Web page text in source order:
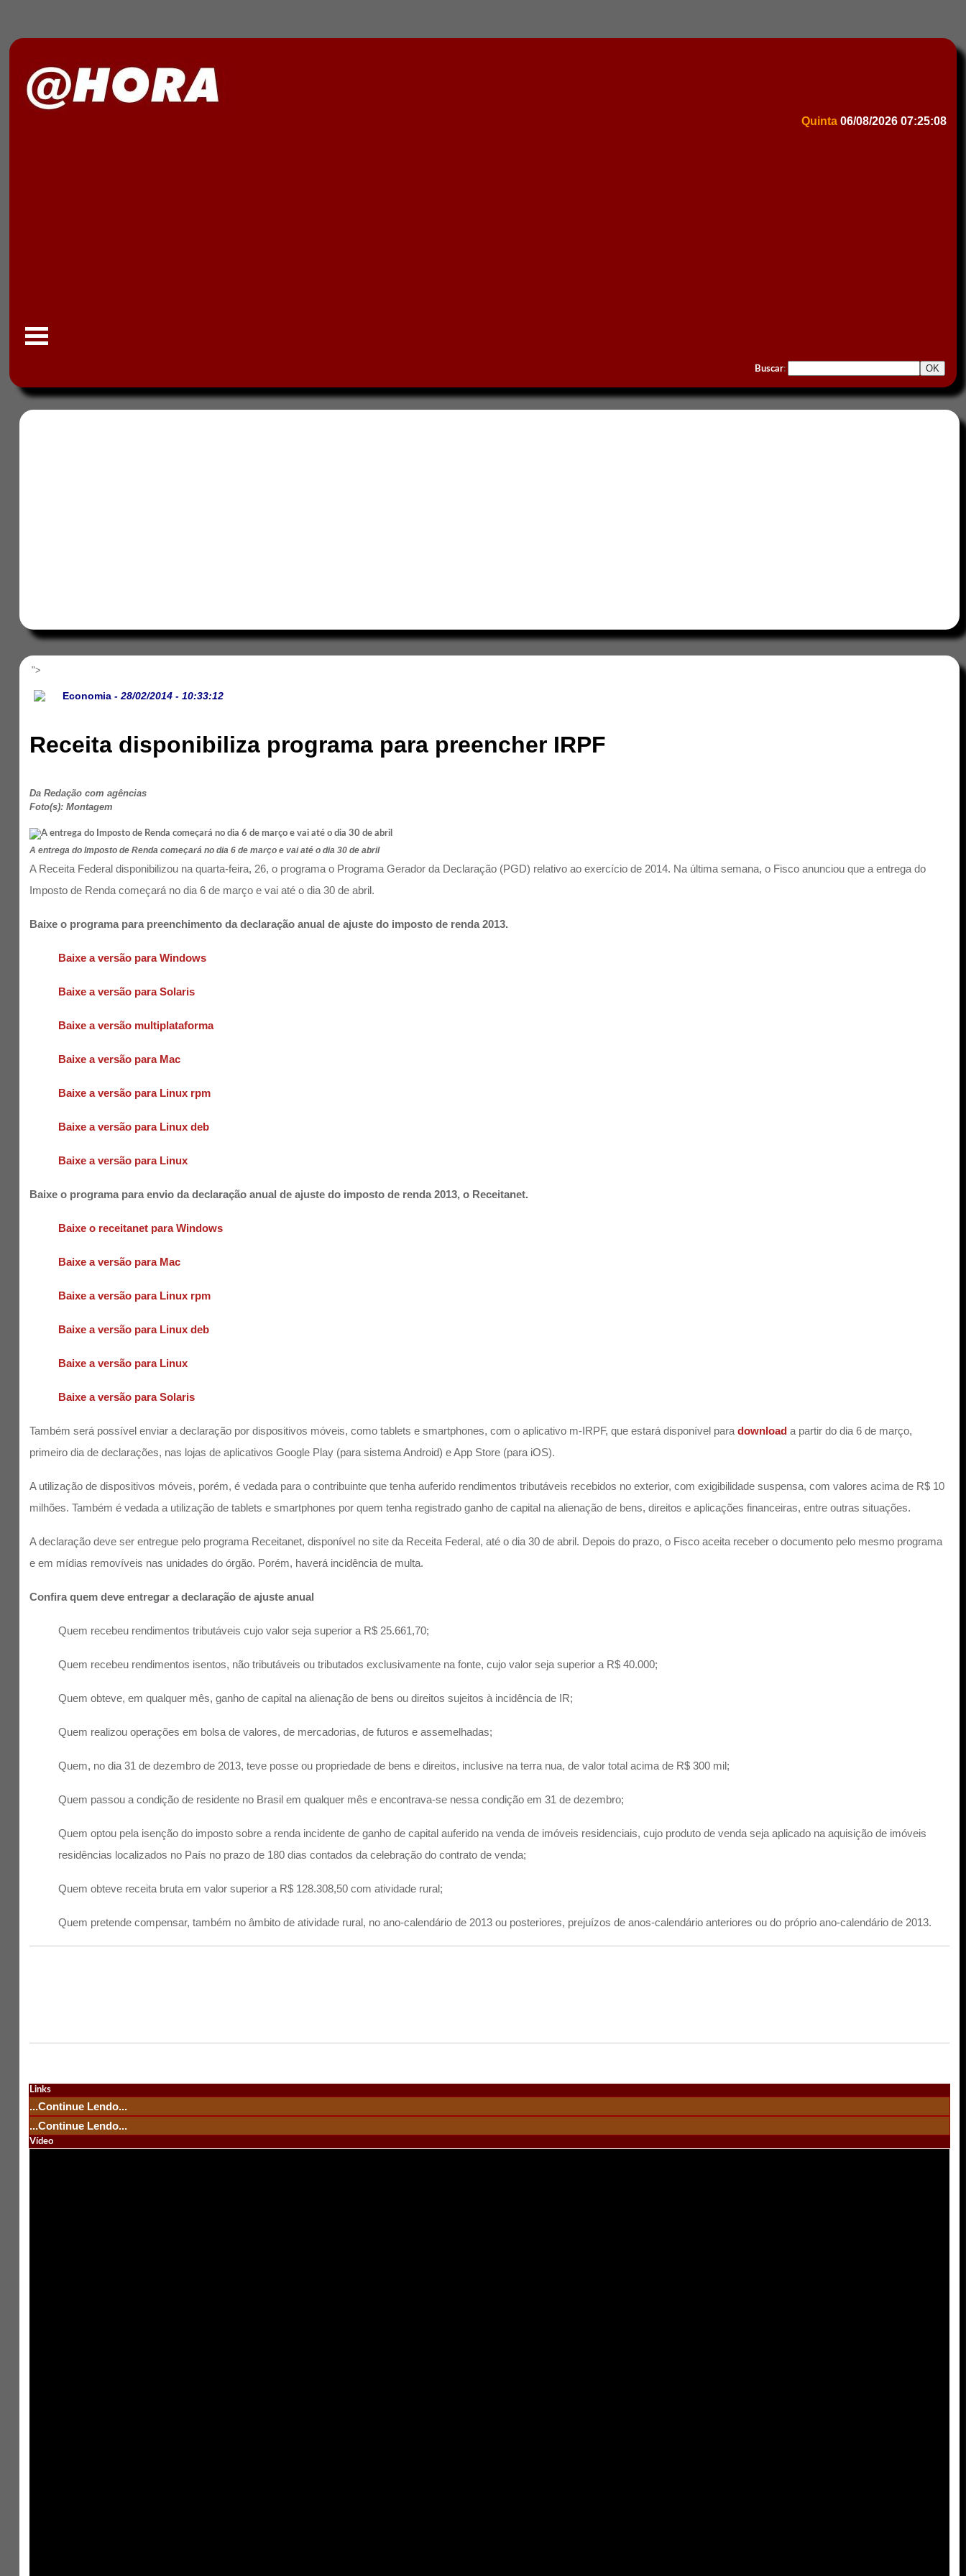
Quinta 06/08/2026 07:25:08
Buscar:
">
Economia - 28/02/2014 - 10:33:12
Receita disponibiliza programa para preencher IRPF
Da Redação com agências
Foto(s): Montagem
A entrega do Imposto de Renda começará no dia 6 de março e vai até o dia 30 de abril
A Receita Federal disponibilizou na quarta-feira, 26, o programa o Programa Gerador da Declaração (PGD) relativo ao exercício de 2014. Na última semana, o Fisco anunciou que a entrega do
Imposto de Renda começará no dia 6 de março e vai até o dia 30 de abril.
Baixe o programa para preenchimento da declaração anual de ajuste do imposto de renda 2013.
Baixe a versão para Windows
Baixe a versão para Solaris
Baixe a versão multiplataforma
Baixe a versão para Mac
Baixe a versão para Linux rpm
Baixe a versão para Linux deb
Baixe a versão para Linux
Baixe o programa para envio da declaração anual de ajuste do imposto de renda 2013, o Receitanet.
Baixe o receitanet para Windows
Baixe a versão para Mac
Baixe a versão para Linux rpm
Baixe a versão para Linux deb
Baixe a versão para Linux
Baixe a versão para Solaris
Também será possível enviar a declaração por dispositivos móveis, como tablets e smartphones, com o aplicativo m-IRPF, que estará disponível paradownload a partir do dia 6 de março,
primeiro dia de declarações, nas lojas de aplicativos Google Play (para sistema Android) e App Store (para iOS).
A utilização de dispositivos móveis, porém, é vedada para o contribuinte que tenha auferido rendimentos tributáveis recebidos no exterior, com exigibilidade suspensa, com valores acima de R$ 10
milhões. Também é vedada a utilização de tablets e smartphones por quem tenha registrado ganho de capital na alienação de bens, direitos e aplicações financeiras, entre outras situações.
A declaração deve ser entregue pelo programa Receitanet, disponível no site da Receita Federal, até o dia 30 de abril. Depois do prazo, o Fisco aceita receber o documento pelo mesmo programa
e em mídias removíveis nas unidades do órgão. Porém, haverá incidência de multa.
Confira quem deve entregar a declaração de ajuste anual
Quem recebeu rendimentos tributáveis cujo valor seja superior a R$ 25.661,70;
Quem recebeu rendimentos isentos, não tributáveis ou tributados exclusivamente na fonte, cujo valor seja superior a R$ 40.000;
Quem obteve, em qualquer mês, ganho de capital na alienação de bens ou direitos sujeitos à incidência de IR;
Quem realizou operações em bolsa de valores, de mercadorias, de futuros e assemelhadas;
Quem, no dia 31 de dezembro de 2013, teve posse ou propriedade de bens e direitos, inclusive na terra nua, de valor total acima de R$ 300 mil;
Quem passou a condição de residente no Brasil em qualquer mês e encontrava-se nessa condição em 31 de dezembro;
Quem optou pela isenção do imposto sobre a renda incidente de ganho de capital auferido na venda de imóveis residenciais, cujo produto de venda seja aplicado na aquisição de imóveis
residências localizados no País no prazo de 180 dias contados da celebração do contrato de venda;
Quem obteve receita bruta em valor superior a R$ 128.308,50 com atividade rural;
Quem pretende compensar, também no âmbito de atividade rural, no ano-calendário de 2013 ou posteriores, prejuízos de anos-calendário anteriores ou do próprio ano-calendário de 2013.
Links
...Continue Lendo...
...Continue Lendo...
Vídeo